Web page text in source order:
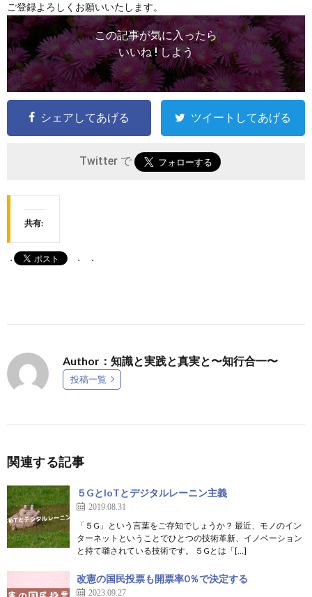
ご登録よろしくお願いいたします。
この記事が気に入ったら
いいね ! しよう
シェアしてあげる ツイートしてあげる
Twitter で
共有:
Author：知識と実践と真実と〜知行合一〜
投稿一覧
関連する記事
５GとIoTとデジタルレーニン主義
2019.08.31
「５G」という言葉をご存知でしょうか？ 最近、モノのイン
ターネットということでひとつの技術革新、イノベーション
と持て囃されている技術です。 ５Gとは「[…]
改憲の国民投票も開票率0％で決定する
2023.09.27